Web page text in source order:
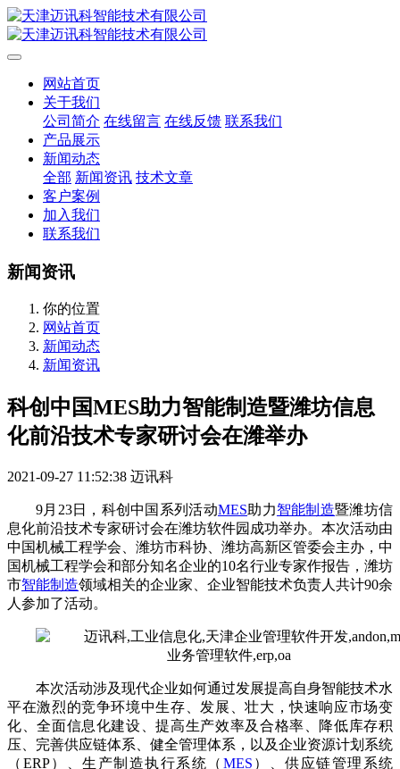
网站首页
关于我们
公司简介 在线留言 在线反馈 联系我们
产品展示
新闻动态
全部 新闻资讯 技术文章
客户案例
加入我们
联系我们
新闻资讯
你的位置
网站首页
新闻动态
新闻资讯
科创中国MES助力智能制造暨潍坊信息
化前沿技术专家研讨会在潍举办
2021-09-27 11:52:38 迈讯科
9月23日，科创中国系列活动MES助力智能制造暨潍坊信
息化前沿技术专家研讨会在潍坊软件园成功举办。本次活动由
中国机械工程学会、潍坊市科协、潍坊高新区管委会主办，中
国机械工程学会和部分知名企业的10名行业专家作报告，潍坊
市智能制造领域相关的企业家、企业智能技术负责人共计90余
人参加了活动。
本次活动涉及现代企业如何通过发展提高自身智能技术水
平在激烈的竞争环境中生存、发展、壮大，快速响应市场变
化、全面信息化建设、提高生产效率及合格率、降低库存积
压、完善供应链体系、健全管理体系，以及企业资源计划系统
（ERP）、生产制造执行系统（ MES ）、供应链管理系统